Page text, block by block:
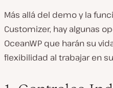
Más allá del demo y la
Customizer, hay algunas
OceanWP que harán su
flexibilidad al trabajar en